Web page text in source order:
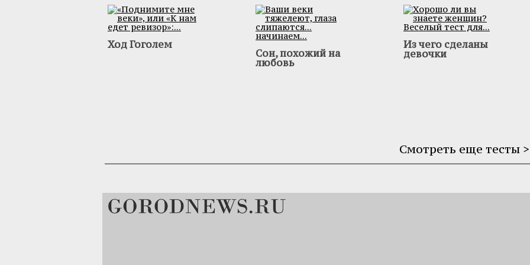
Ход Гоголем
Сон, похожий на
любовь
Из чего сделаны
девочки
Смотреть еще тесты